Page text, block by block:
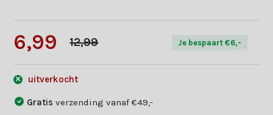
6,99 12,99 Je bespaart €6,-
uitverkocht
Gratisverzending vanaf €49,-